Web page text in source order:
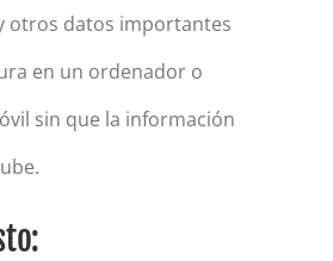
otros datos importantes
en un ordenador o
sin que la información